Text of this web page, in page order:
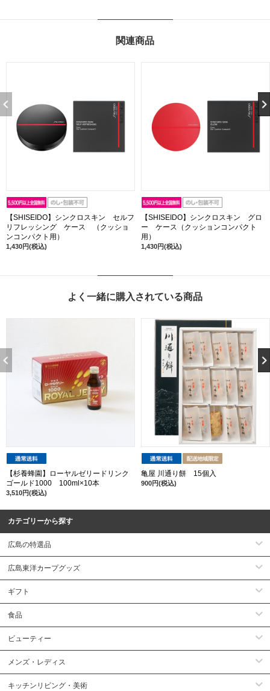
関連商品
【SHISEIDO】シンクロスキン セルフ
リフレッシング ケース （クッショ
ンコンパクト用）
1,430円(税込)
【SHISEIDO】シンクロスキン グロ
ー ケース（クッションコンパクト
用）
1,430円(税込)
よく一緒に購入されている商品
【杉養蜂園】ローヤルゼリードリンク
ゴールド1000 100ml×10本
3,510円(税込)
亀屋 川通り餅 15個入
900円(税込)
カテゴリーから探す
広島の特選品
広島東洋カープグッズ
ギフト
食品
ビューティー
メンズ・レディス
キッチンリビング・美術